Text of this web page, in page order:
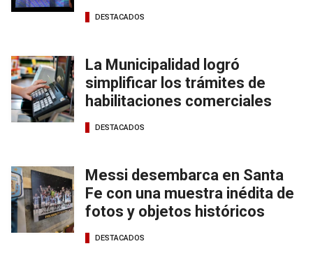
DESTACADOS
La Municipalidad logró
simplificar los trámites de
habilitaciones comerciales
DESTACADOS
Messi desembarca en Santa
Fe con una muestra inédita de
fotos y objetos históricos
DESTACADOS